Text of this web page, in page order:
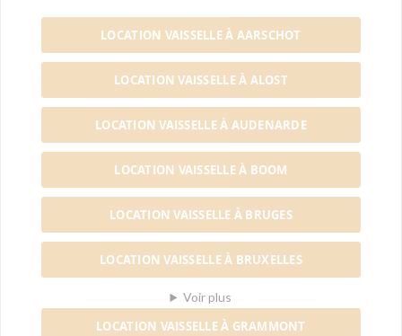
LOCATION VAISSELLE À AARSCHOT
LOCATION VAISSELLE À ALOST
LOCATION VAISSELLE À AUDENARDE
LOCATION VAISSELLE À BOOM
LOCATION VAISSELLE À BRUGES
LOCATION VAISSELLE À BRUXELLES
Voir plus
LOCATION VAISSELLE À GRAMMONT